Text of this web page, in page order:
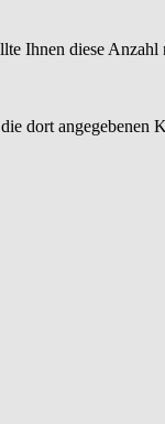
Ihnen diese Anzahl
dort angegebenen